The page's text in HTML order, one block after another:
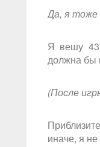
Да, я тоже
Я вешу 43
должна бы
(После
иначе, я